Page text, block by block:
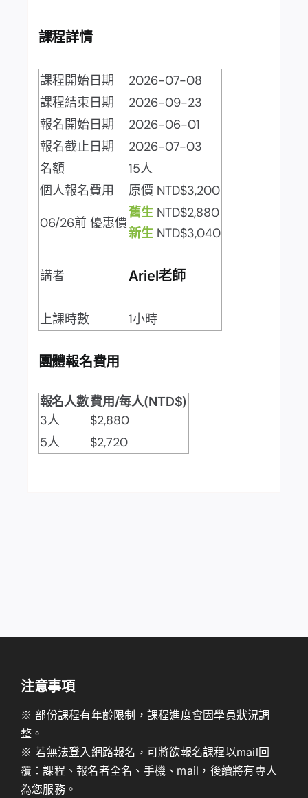
課程詳情
課程開始日期
2026-07-08
課程結束日期
2026-09-23
報名開始日期
2026-06-01
報名截止日期
2026-07-03
名額
15人
個人報名費用
原價 NTD$3,200
06/26前 優惠價
舊生NTD$2,880
新生NTD$3,040
講者 Ariel老師
上課時數 1小時
團體報名費用
報名人數費用/每人(NTD$)
3人
$2,880
5人
$2,720
注意事項
※ 部份課程有年齡限制，課程進度會因學員狀況調
整。
※ 若無法登入網路報名，可將欲報名課程以mail回
覆：課程、報名者全名、手機、mail，後續將有專人
為您服務。